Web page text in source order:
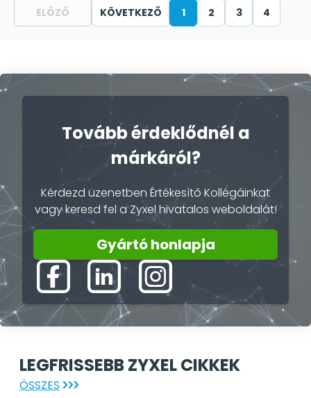
ELŐZŐ
1 2 3 4
KÖVETKEZŐ
Tovább érdeklődnél a
márkáról?
Kérdezd üzenetben Értékesítő Kollégáinkat
vagy keresd fel a Zyxel hivatalos weboldalát!
Gyártó honlapja
LEGFRISSEBB ZYXEL CIKKEK
ÖSSZES